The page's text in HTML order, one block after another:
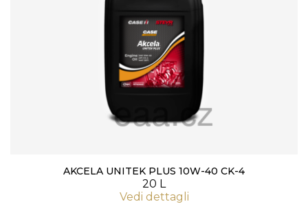
AKCELA UNITEK PLUS 10W-40 CK-4
20 L
Vedi dettagli